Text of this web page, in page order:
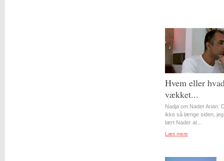
Hvem eller
vækket...
Nadja om Nader Arian:
ikke så længe siden,
lært Nader at...
Læs mere